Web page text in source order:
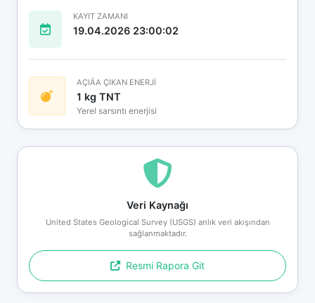
KAYIT ZAMANI
19.04.2026 23:00:02
AÇIÄA ÇIKAN ENERJİ
1 kg TNT
Yerel sarsıntı enerjisi
Veri Kaynağı
United States Geological Survey (USGS) anlık veri akışından
sağlanmaktadır.
Resmi Rapora Git